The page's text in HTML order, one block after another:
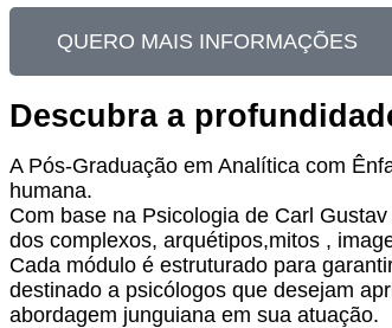
QUERO MAIS INFORMAÇÕES
Descubra a
A Pós-Graduação em Analítica com
humana.
Com base na Psicologia de Carl
dos complexos, arquétipos,mitos ,
Cada módulo é estruturado para
destinado a psicólogos que desejam
abordagem junguiana em sua atuação.